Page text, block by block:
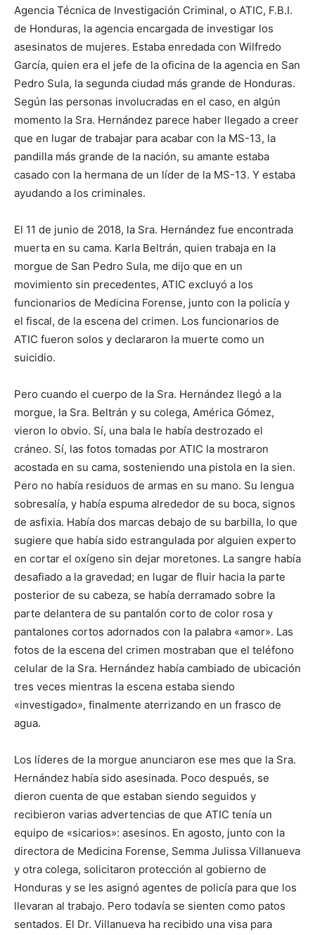
Agencia Técnica de Investigación Criminal, o ATIC, F.B.I.
de Honduras, la agencia encargada de investigar los
asesinatos de mujeres. Estaba enredada con Wilfredo
García, quien era el jefe de la oficina de la agencia en San
Pedro Sula, la segunda ciudad más grande de Honduras.
Según las personas involucradas en el caso, en algún
momento la Sra. Hernández parece haber llegado a creer
que en lugar de trabajar para acabar con la MS-13, la
pandilla más grande de la nación, su amante estaba
casado con la hermana de un líder de la MS-13. Y estaba
ayudando a los criminales.
El 11 de junio de 2018, la Sra. Hernández fue encontrada
muerta en su cama. Karla Beltrán, quien trabaja en la
morgue de San Pedro Sula, me dijo que en un
movimiento sin precedentes, ATIC excluyó a los
funcionarios de Medicina Forense, junto con la policía y
el fiscal, de la escena del crimen. Los funcionarios de
ATIC fueron solos y declararon la muerte como un
suicidio.
Pero cuando el cuerpo de la Sra. Hernández llegó a la
morgue, la Sra. Beltrán y su colega, América Gómez,
vieron lo obvio. Sí, una bala le había destrozado el
cráneo. Sí, las fotos tomadas por ATIC la mostraron
acostada en su cama, sosteniendo una pistola en la sien.
Pero no había residuos de armas en su mano. Su lengua
sobresalía, y había espuma alrededor de su boca, signos
de asfixia. Había dos marcas debajo de su barbilla, lo que
sugiere que había sido estrangulada por alguien experto
en cortar el oxígeno sin dejar moretones. La sangre había
desafiado a la gravedad; en lugar de fluir hacia la parte
posterior de su cabeza, se había derramado sobre la
parte delantera de su pantalón corto de color rosa y
pantalones cortos adornados con la palabra «amor». Las
fotos de la escena del crimen mostraban que el teléfono
celular de la Sra. Hernández había cambiado de ubicación
tres veces mientras la escena estaba siendo
«investigado», finalmente aterrizando en un frasco de
agua.
Los líderes de la morgue anunciaron ese mes que la Sra.
Hernández había sido asesinada. Poco después, se
dieron cuenta de que estaban siendo seguidos y
recibieron varias advertencias de que ATIC tenía un
equipo de «sicarios»: asesinos. En agosto, junto con la
directora de Medicina Forense, Semma Julissa Villanueva
y otra colega, solicitaron protección al gobierno de
Honduras y se les asignó agentes de policía para que los
llevaran al trabajo. Pero todavía se sienten como patos
sentados. El Dr. Villanueva ha recibido una visa para